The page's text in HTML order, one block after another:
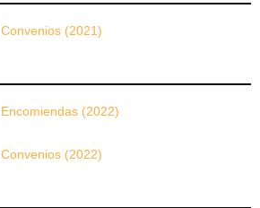
Convenios (2021)
Encomiendas (2022)
Convenios (2022)